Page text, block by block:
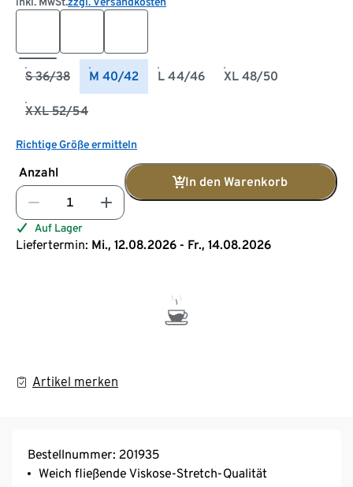
S 36/38 M 40/42 L 44/46 XL 48/50
XXL 52/54
Richtige Größe ermitteln
Anzahl
In den Warenkorb
Auf Lager
Liefertermin: Mi., 12.08.2026 - Fr., 14.08.2026
Artikel merken
Bestellnummer: 201935
Weich fließende Viskose-Stretch-Qualität